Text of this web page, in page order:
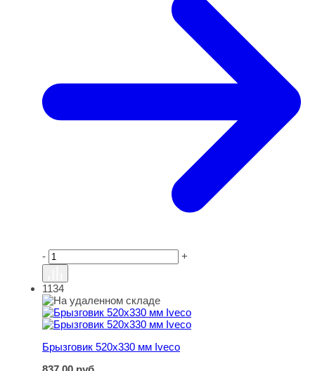
- +
Брызговик 520х330 мм Iveco
1134
Брызговик 520х330 мм Iveco